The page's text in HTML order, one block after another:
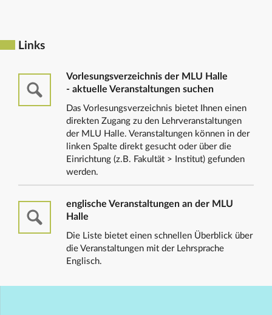
Links
Vorlesungsverzeichnis der MLU Halle
- aktuelle Veranstaltungen suchen
Das Vorlesungsverzeichnis bietet Ihnen einen
direkten Zugang zu den Lehrveranstaltungen
der MLU Halle. Veranstaltungen können in der
linken Spalte direkt gesucht oder über die
Einrichtung (z.B. Fakultät > Institut) gefunden
werden.
englische Veranstaltungen an der MLU
Halle
Die Liste bietet einen schnellen Überblick über
die Veranstaltungen mit der Lehrsprache
Englisch.